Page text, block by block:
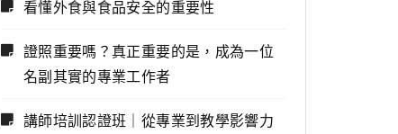
看懂外食與食品安全的重要性
證照重要嗎？真正重要的是，成為一位
名副其實的專業工作者
講師培訓認證班｜從專業到教學影響力